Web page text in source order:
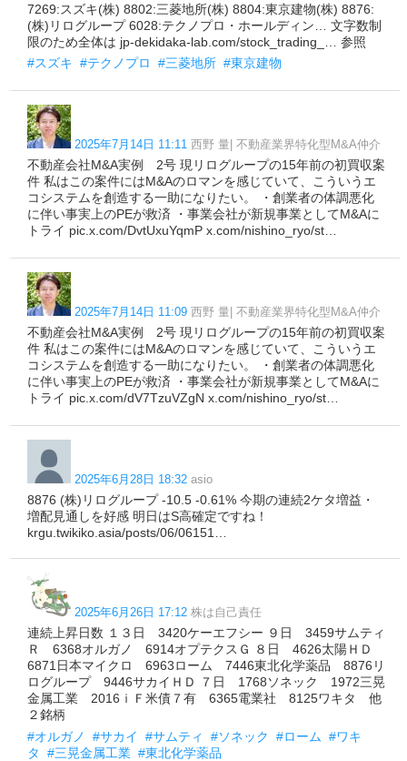
7269:スズキ(株) 8802:三菱地所(株) 8804:東京建物(株) 8876:
(株)リログループ 6028:テクノプロ・ホールディン… 文字数制
限のため全体は jp-dekidaka-lab.com/stock_trading_… 参照
#スズキ #テクノプロ #三菱地所 #東京建物
2025年7月14日 11:11 西野 量| 不動産業界特化型M&A仲介
不動産会社M&A実例 2号 現リログループの15年前の初買収案
件 私はこの案件にはM&Aのロマンを感じていて、こういうエ
コシステムを創造する一助になりたい。 ・創業者の体調悪化
に伴い事実上のPEが救済 ・事業会社が新規事業としてM&Aに
トライ pic.x.com/DvtUxuYqmP x.com/nishino_ryo/st…
2025年7月14日 11:09 西野 量| 不動産業界特化型M&A仲介
不動産会社M&A実例 2号 現リログループの15年前の初買収案
件 私はこの案件にはM&Aのロマンを感じていて、こういうエ
コシステムを創造する一助になりたい。 ・創業者の体調悪化
に伴い事実上のPEが救済 ・事業会社が新規事業としてM&Aに
トライ pic.x.com/dV7TzuVZgN x.com/nishino_ryo/st…
2025年6月28日 18:32 asio
8876 (株)リログループ -10.5 -0.61% 今期の連続2ケタ増益・
増配見通しを好感 明日はS高確定ですね！
krgu.twikiko.asia/posts/06/06151…
2025年6月26日 17:12 株は自己責任
連続上昇日数 １３日 3420ケーエフシー ９日 3459サムティ
Ｒ 6368オルガノ 6914オプテクスＧ ８日 4626太陽ＨＤ
6871日本マイクロ 6963ローム 7446東北化学薬品 8876リ
ログループ 9446サカイＨＤ ７日 1768ソネック 1972三晃
金属工業 2016ｉＦ米債７有 6365電業社 8125ワキタ 他
２銘柄
#オルガノ
#サカイ #サムティ #ソネック #ローム #ワキ
タ
#三晃金属工業 #東北化学薬品